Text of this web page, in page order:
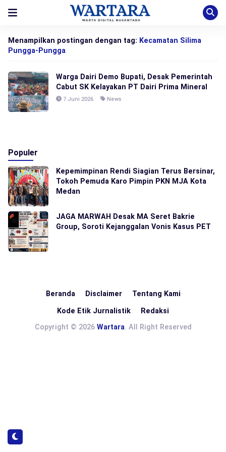
Menampilkan postingan dengan tag: Kecamatan Silima
Pungga-Pungga
Warga Dairi Demo Bupati, Desak Pemerintah
Cabut SK Kelayakan PT Dairi Prima Mineral
7 Juni 2026 News
Populer
Kepemimpinan Rendi Siagian Terus Bersinar,
Tokoh Pemuda Karo Pimpin PKN MJA Kota
Medan
JAGA MARWAH Desak MA Seret Bakrie
Group, Soroti Kejanggalan Vonis Kasus PET
Beranda Disclaimer Tentang Kami
Kode Etik Jurnalistik
Redaksi
Copyright © 2026 Wartara. All Right Reserved